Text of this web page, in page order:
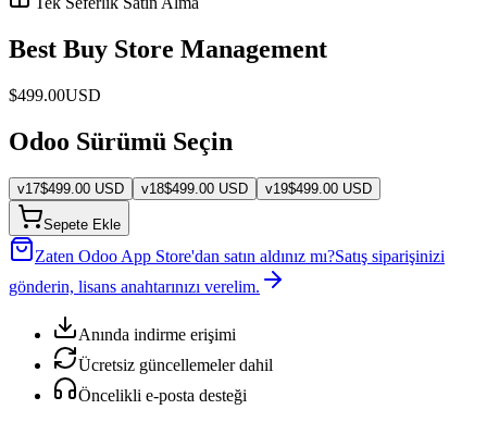
Best Buy Store Management
$499.00USD
Odoo Sürümü Seçin
v17$499.00 USD v18$499.00 USD v19$499.00 USD
Sepete Ekle
Zaten Odoo App Store'dan satın aldınız mı?Satış siparişinizi
gönderin, lisans anahtarınızı verelim.
Anında indirme erişimi
Ücretsiz güncellemeler dahil
Öncelikli e-posta desteği